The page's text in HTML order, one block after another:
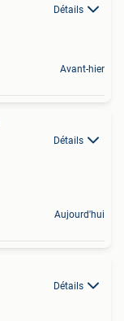
Détails
Avant-hier
Détails
Aujourd'hui
Détails